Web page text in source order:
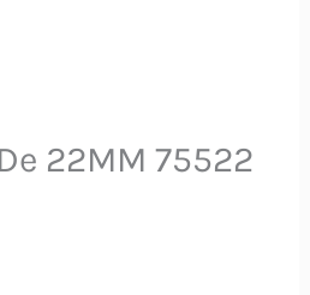
22MM 75522